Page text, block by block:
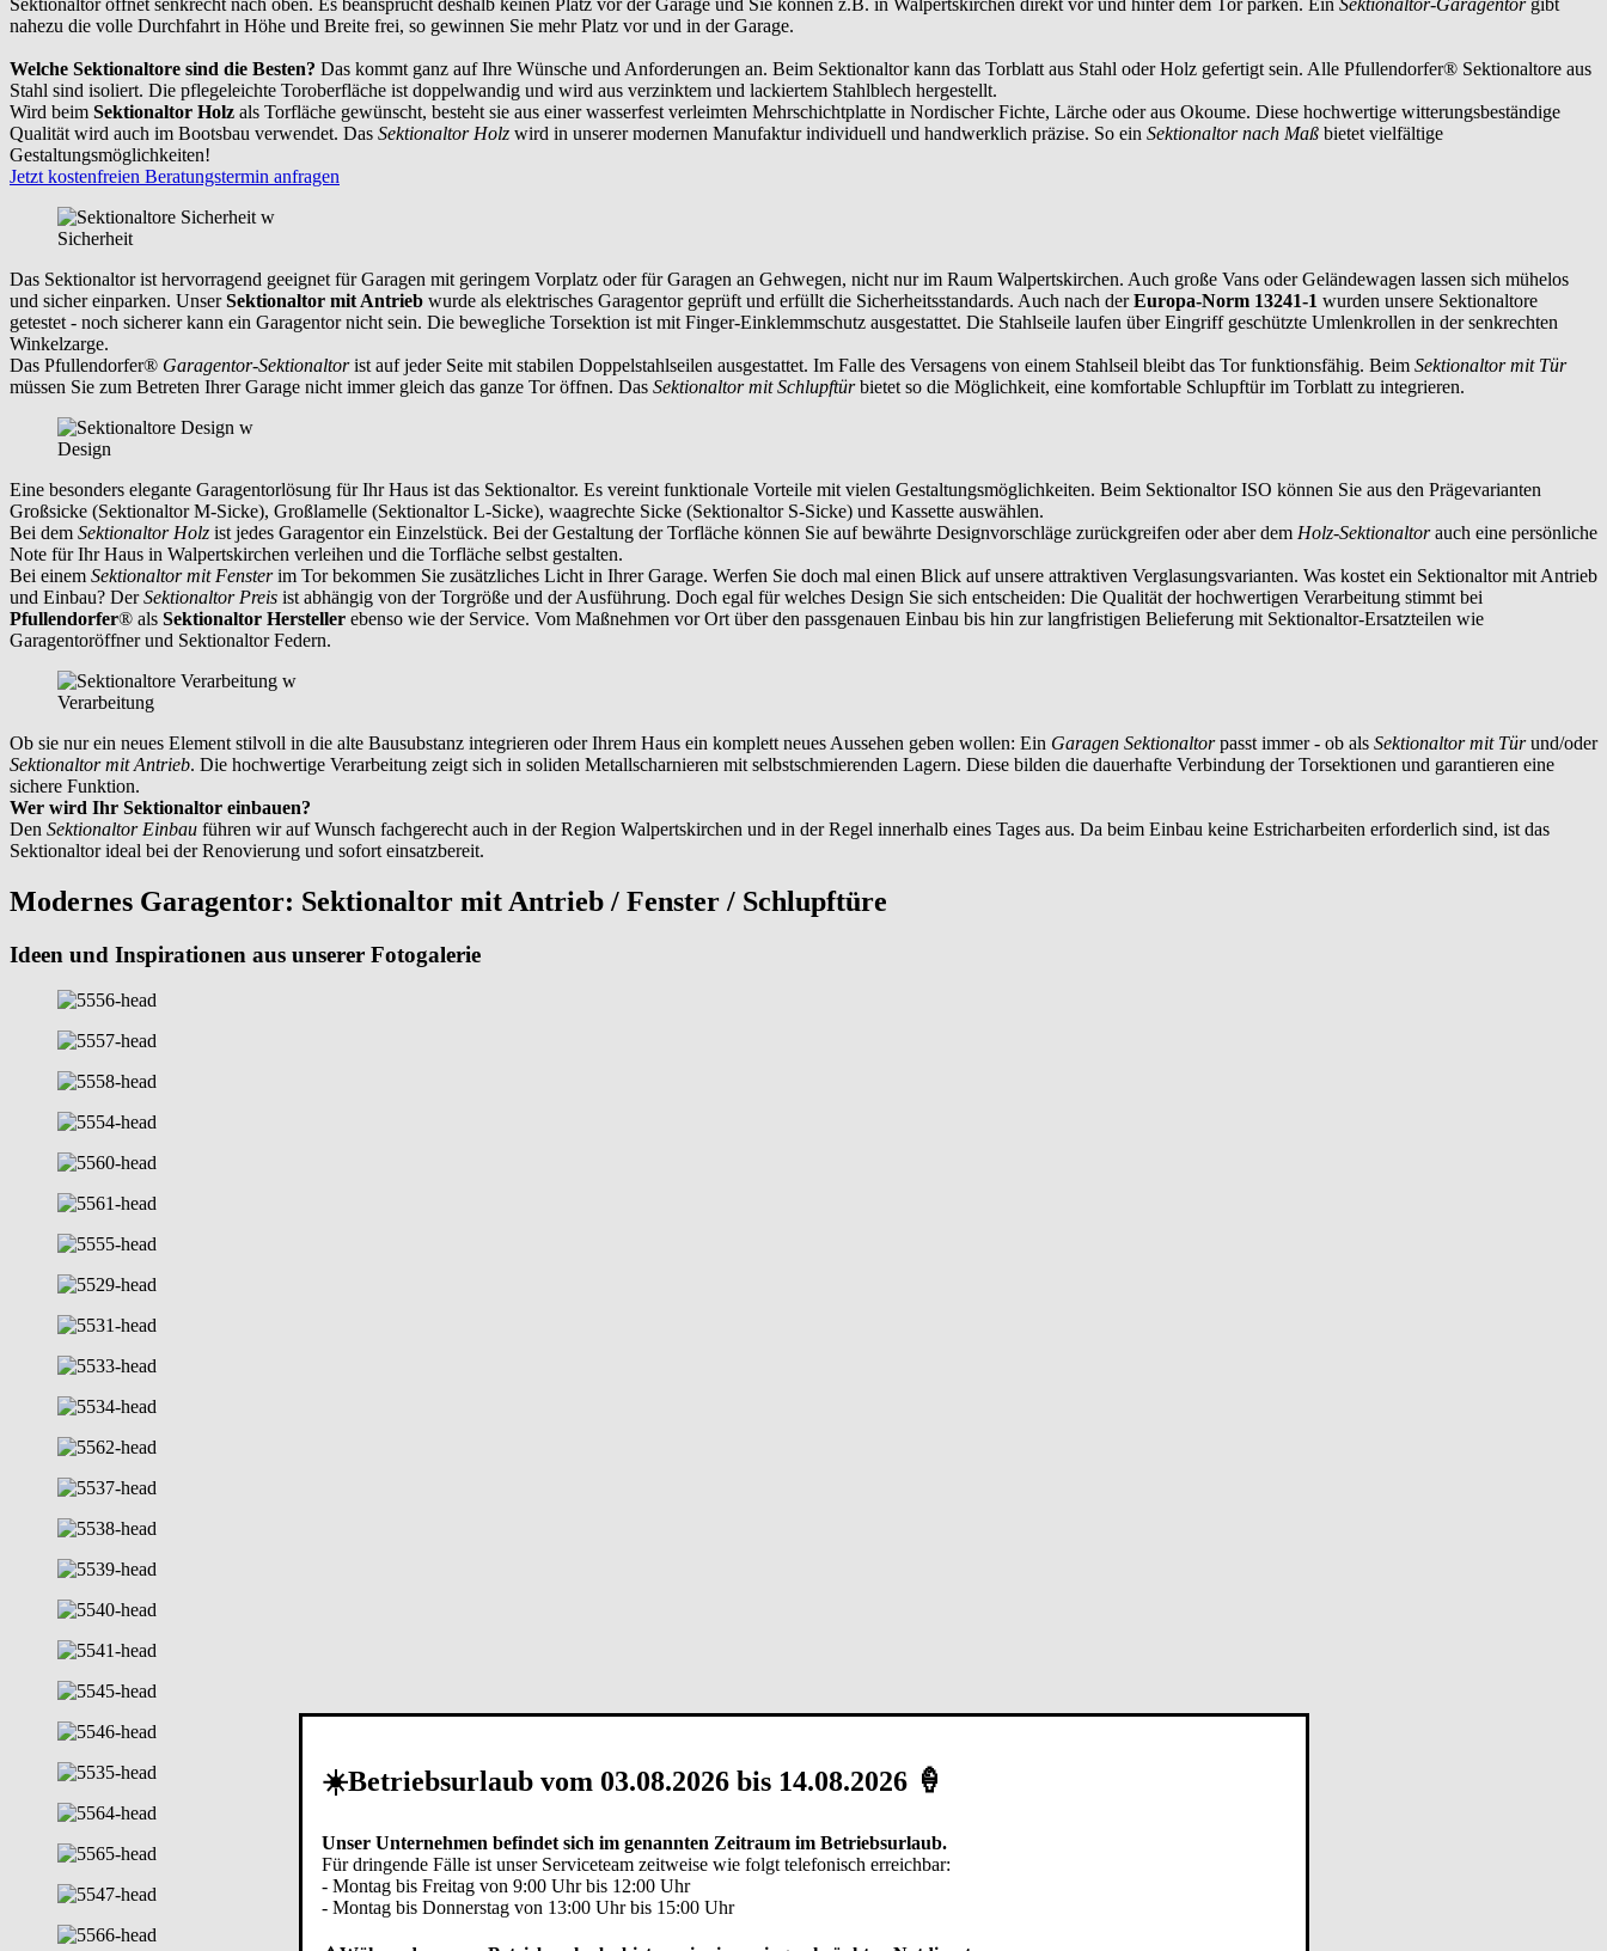
nahezu die volle Durchfahrt in Höhe und Breite frei, so gewinnen Sie mehr Platz vor und in der Garage.
Welche Sektionaltore sind die Besten? Das kommt ganz auf Ihre Wünsche und Anforderungen an. Beim Sektionaltor kann das Torblatt aus Stahl oder Holz gefertigt sein. Alle Pfullendorfer® Sektionaltore aus
Stahl sind isoliert. Die pflegeleichte Toroberfläche ist doppelwandig und wird aus verzinktem und lackiertem Stahlblech hergestellt.
Wird beim Sektionaltor Holz als Torfläche gewünscht, besteht sie aus einer wasserfest verleimten Mehrschichtplatte in Nordischer Fichte, Lärche oder aus Okoume. Diese hochwertige witterungsbeständige
Qualität wird auch im Bootsbau verwendet. Das Sektionaltor Holz wird in unserer modernen Manufaktur individuell und handwerklich präzise. So ein Sektionaltor nach Maß bietet vielfältige
Gestaltungsmöglichkeiten!
Jetzt kostenfreien Beratungstermin anfragen
Sicherheit
Das Sektionaltor ist hervorragend geeignet für Garagen mit geringem Vorplatz oder für Garagen an Gehwegen, nicht nur im Raum Walpertskirchen. Auch große Vans oder Geländewagen lassen sich mühelos
und sicher einparken. UnserSektionaltor mit Antrieb wurde als elektrisches Garagentor geprüft und erfüllt die Sicherheitsstandards. Auch nach derEuropa-Norm 13241-1 wurden unsere Sektionaltore
getestet - noch sicherer kann ein Garagentor nicht sein. Die bewegliche Torsektion ist mit Finger-Einklemmschutz ausgestattet. Die Stahlseile laufen über Eingriff geschützte Umlenkrollen in der senkrechten
Winkelzarge.
Das Pfullendorfer® Garagentor-Sektionaltorist auf jeder Seite mit stabilen Doppelstahlseilen ausgestattet. Im Falle des Versagens von einem Stahlseil bleibt das Tor funktionsfähig. Beim Sektionaltor mit Tür
müssen Sie zum Betreten Ihrer Garage nicht immer gleich das ganze Tor öffnen. Das Sektionaltor mit Schlupftürbietet so die Möglichkeit, eine komfortable Schlupftür im Torblatt zu integrieren.
Design
Eine besonders elegante Garagentorlösung für Ihr Haus ist das Sektionaltor. Es vereint funktionale Vorteile mit vielen Gestaltungsmöglichkeiten. Beim Sektionaltor ISO können Sie aus den Prägevarianten
Großsicke (Sektionaltor M-Sicke), Großlamelle (Sektionaltor L-Sicke), waagrechte Sicke (Sektionaltor S-Sicke) und Kassette auswählen.
Bei dem Sektionaltor Holz ist jedes Garagentor ein Einzelstück. Bei der Gestaltung der Torfläche können Sie auf bewährte Designvorschläge zurückgreifen oder aber dem Holz-Sektionaltorauch eine persönliche
Note für Ihr Haus in Walpertskirchen verleihen und die Torfläche selbst gestalten.
Bei einem Sektionaltor mit Fensterim Tor bekommen Sie zusätzliches Licht in Ihrer Garage. Werfen Sie doch mal einen Blick auf unsere attraktiven Verglasungsvarianten. Was kostet ein Sektionaltor mit Antrieb
und Einbau? DerSektionaltor Preis ist abhängig von der Torgröße und der Ausführung. Doch egal für welches Design Sie sich entscheiden: Die Qualität der hochwertigen Verarbeitung stimmt bei
Pfullendorfer® als Sektionaltor Hersteller ebenso wie der Service. Vom Maßnehmen vor Ort über den passgenauen Einbau bis hin zur langfristigen Belieferung mit Sektionaltor-Ersatzteilen wie
Garagentoröffner und Sektionaltor Federn.
Verarbeitung
Ob sie nur ein neues Element stilvoll in die alte Bausubstanz integrieren oder Ihrem Haus ein komplett neues Aussehen geben wollen: Ein Garagen Sektionaltorpasst immer - ob als Sektionaltor mit Türund/oder
Sektionaltor mit Antrieb. Die hochwertige Verarbeitung zeigt sich in soliden Metallscharnieren mit selbstschmierenden Lagern. Diese bilden die dauerhafte Verbindung der Torsektionen und garantieren eine
sichere Funktion.
Wer wird Ihr Sektionaltor einbauen?
Den Sektionaltor Einbau führen wir auf Wunsch fachgerecht auch in der Region Walpertskirchen und in der Regel innerhalb eines Tages aus. Da beim Einbau keine Estricharbeiten erforderlich sind, ist das
Sektionaltor ideal bei der Renovierung und sofort einsatzbereit.
Modernes Garagentor: Sektionaltor mit Antrieb / Fenster / Schlupftüre
Ideen und Inspirationen aus unserer Fotogalerie
☀️Betriebsurlaub vom 03.08.2026 bis 14.08.2026 🍦
Unser Unternehmen befindet sich im genannten Zeitraum im Betriebsurlaub.
Für dringende Fälle ist unser Serviceteam zeitweise wie folgt telefonisch erreichbar:
- Montag bis Freitag von 9:00 Uhr bis 12:00 Uhr
- Montag bis Donnerstag von 13:00 Uhr bis 15:00 Uhr